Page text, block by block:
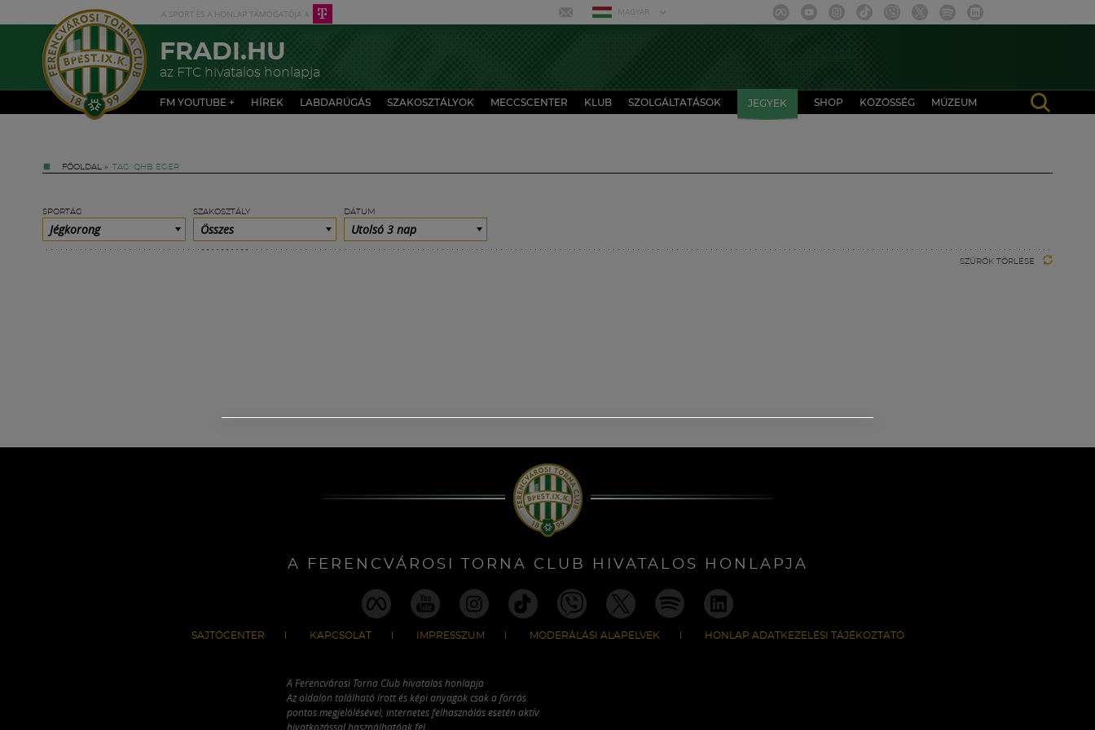
MAGYAR
FRADI.HU
az FTC hivatalos honlapja
FM YOUTUBE + HÍREK LABDARÚGÁS SZAKOSZTÁLYOK MECCSCENTER KLUB SZOLGÁLTATÁSOK JEGYEK SHOP KÖZÖSSÉG MÚZEUM
FŐOLDAL » TAG: QHB EGER
SPORTÁG
Jégkorong
SZAKOSZTÁLY
Összes
DÁTUM
Utolsó 3 nap
SZŰRŐK TÖRLÉSE
A FERENCVÁROSI TORNA CLUB HIVATALOS HONLAPJA
SAJTÓCENTER KAPCSOLAT IMPRESSZUM MODERÁLÁSI ALAPELVEK HONLAP ADATKEZELÉSI TÁJÉKOZTATÓ
A Ferencvárosi Torna Club hivatalos honlapja
Az oldalon található írott és képi anyagok csak a forrás
pontos megjelölésével, internetes felhasználás esetén aktív
hivatkozással használhatóak fel.